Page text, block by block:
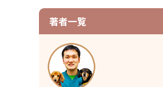
著者⼀覧